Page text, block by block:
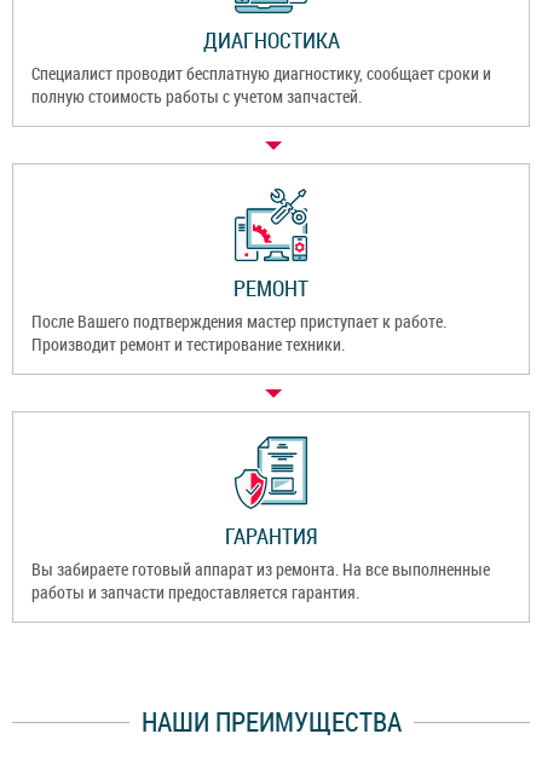
ДИАГНОСТИКА
Специалист проводит бесплатную диагностику, сообщает сроки и
полную стоимость работы с учетом запчастей.
РЕМОНТ
После Вашего подтверждения мастер приступает к работе.
Производит ремонт и тестирование техники.
ГАРАНТИЯ
Вы забираете готовый аппарат из ремонта. На все выполненные
работы и запчасти предоставляется гарантия.
НАШИ ПРЕИМУЩЕСТВА